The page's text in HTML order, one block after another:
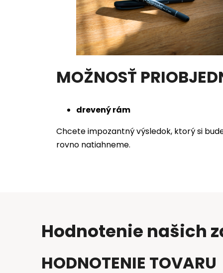
MOŽNOSŤ
drevený rám
Chcete impozantný výsledok, ktorý si
rovno natiahneme.
Hodnotenie našich
HODNOTENIE TOVARU